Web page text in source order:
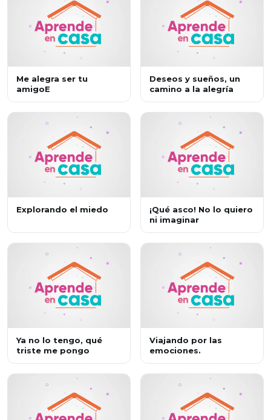
Me alegra ser tu
amigoE
Deseos y sueños, un
camino a la alegría
Explorando el miedo
¡Qué asco! No lo quiero
ni imaginar
Ya no lo tengo, qué
triste me pongo
Viajando por las
emociones.